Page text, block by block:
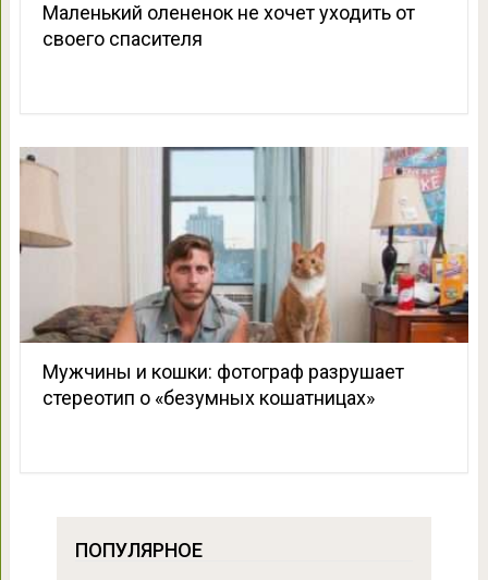
Маленький олененок не хочет уходить от
своего спасителя
Мужчины и кошки: фотограф разрушает
стереотип о «безумных кошатницах»
ПОПУЛЯРНОЕ